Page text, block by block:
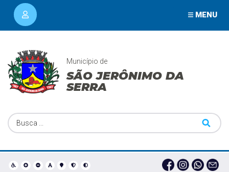
MENU
Município de
SÃO JERÔNIMO DA
SERRA